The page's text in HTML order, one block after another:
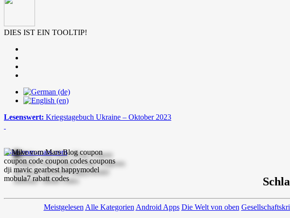
DIES IST EIN TOOLTIP!
Lesenswert: Kriegstagebuch Ukraine – Oktober 2023
mike-vom-mars.com
Meistgelesen Alle Kategorien Android Apps Die Welt von oben